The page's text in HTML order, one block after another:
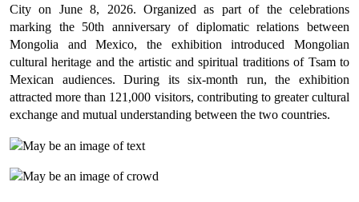
City on June 8, 2026. Organized as part of the celebrations
marking the 50th anniversary of diplomatic relations between
Mongolia and Mexico, the exhibition introduced Mongolian
cultural heritage and the artistic and spiritual traditions of Tsam to
Mexican audiences. During its six-month run, the exhibition
attracted more than 121,000 visitors, contributing to greater cultural
exchange and mutual understanding between the two countries.